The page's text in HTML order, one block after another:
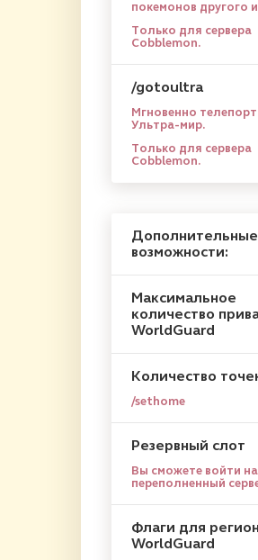
покемонов другого
Только для сервера
Cobblemon.
/gotoultra
Мгновенно
Ультра-мир.
Только для сервера
Cobblemon.
Дополнительные
возможности:
Максимальное
количество
WorldGuard
Количество
/sethome
Резервный слот
Вы сможете войти на
переполненный
Флаги для
WorldGuard